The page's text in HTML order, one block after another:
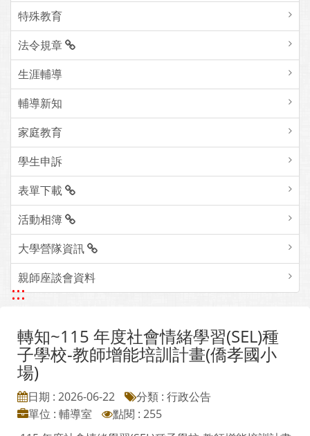
特殊教育
法令規章
生涯輔導
輔導新知
家庭教育
學生申訴
表單下載
活動相簿
大學營隊資訊
親師座談會資料
:::
轉知~115 年度社會情緒學習(SEL)種
子學校-教師增能培訓計畫(僑孝國小
場)
日期 : 2026-06-22
分類 : 行政公告
單位 : 輔導室
點閱 : 255